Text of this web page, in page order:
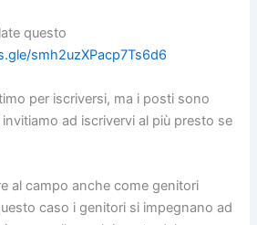
questo
smh2uzXPacp7Ts6d6
per iscriversi, ma i posti sono
ad iscrivervi al più presto se
al campo anche come genitori
caso i genitori si impegnano ad